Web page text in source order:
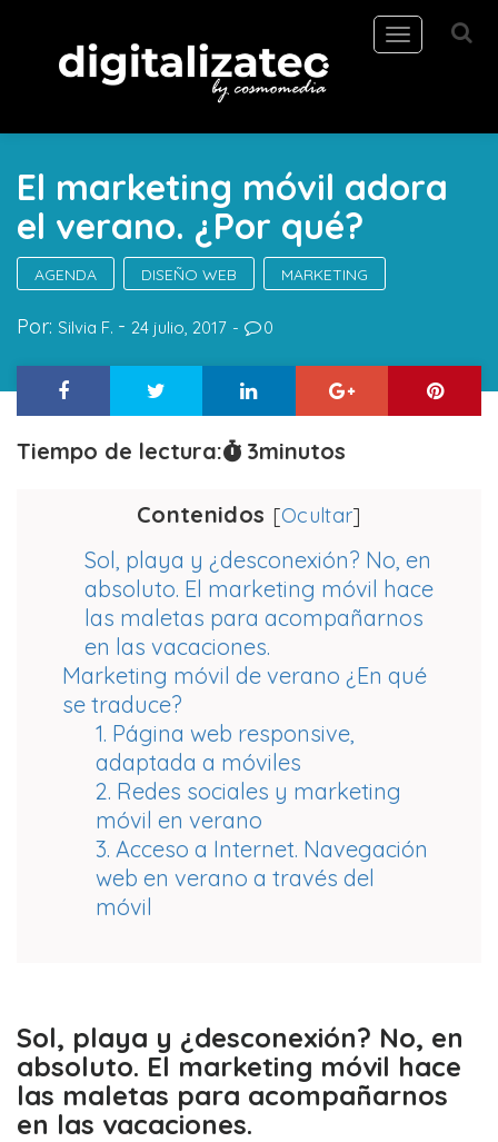
Toggle
navigation
El marketing móvil adora
el verano. ¿Por qué?
AGENDA DISEÑO WEB MARKETING
Por: Silvia F. 24 julio, 2017 0
Tiempo de lectura: 3minutos
Contenidos [Ocultar]
Sol, playa y ¿desconexión? No, en
absoluto. El marketing móvil hace
las maletas para acompañarnos
en las vacaciones.
Marketing móvil de verano ¿En qué
se traduce?
1. Página web responsive,
adaptada a móviles
2. Redes sociales y marketing
móvil en verano
3. Acceso a Internet. Navegación
web en verano a través del
móvil
Sol, playa y ¿desconexión? No, en
absoluto. El marketing móvil hace
las maletas para acompañarnos
en las vacaciones.